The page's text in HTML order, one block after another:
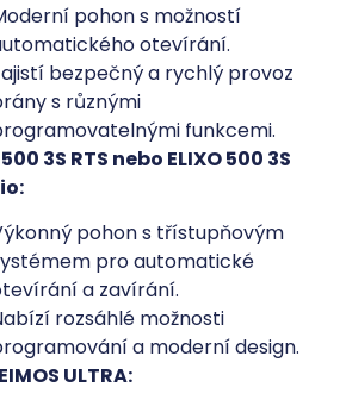
pohon s možností
otevírání.
bezpečný a rychlý provoz
s různými
funkcemi.
500 3S RTS nebo ELIXO 500 3S
pohon s třístupňovým
pro automatické
a zavírání.
rozsáhlé možnosti
a moderní design.
ULTRA: